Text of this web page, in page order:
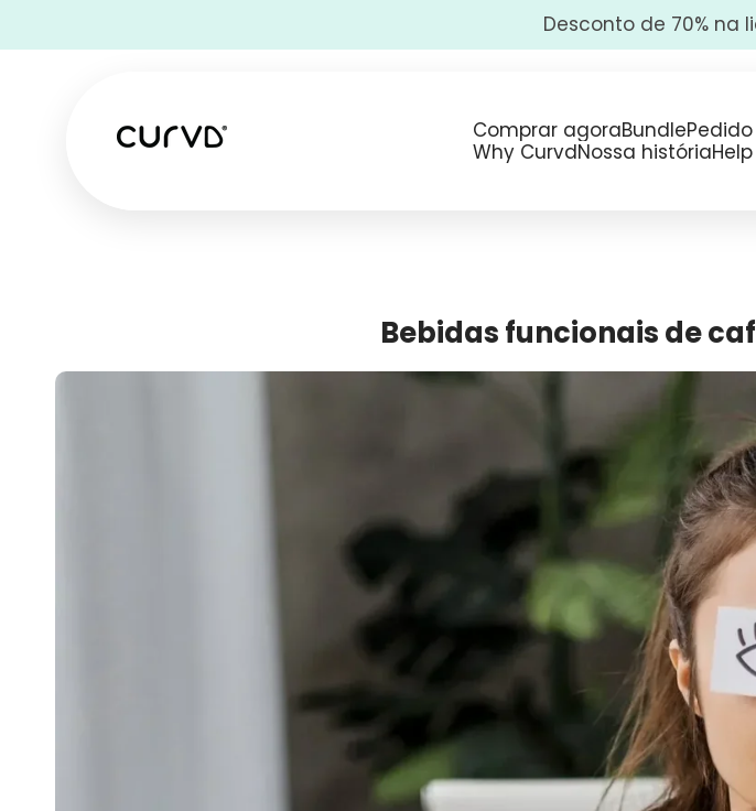
Desconto de 70% na
Comprar agoraBundle
Why CurvdNossa históriaHelp
Bebidas funcionais de